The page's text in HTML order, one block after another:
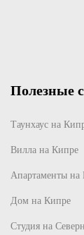
Полезные
Таунхаус на
Вилла на Кипре
Апартаменты на
Дом на Кипре
Студия на